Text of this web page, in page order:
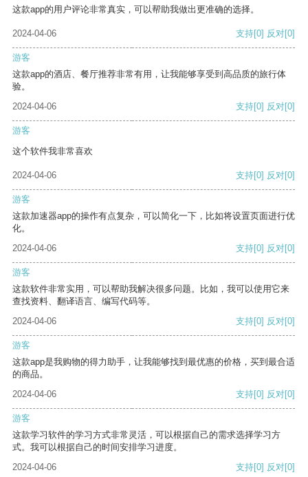
这款app的用户评论非常真实，可以帮助我做出更准确的选择。
2024-04-06 支持[0] 反对[0]
游客
这款app的酒店、餐厅推荐非常有用，让我能够享受到高品质的旅行体
验。
2024-04-06
支持[0] 反对[0]
游客
这个软件我非常喜欢
2024-04-06 支持[0] 反对[0]
游客
这款加速器app的操作有点复杂，可以简化一下，比如将设置页面进行优
化。
2024-04-06
支持[0] 反对[0]
游客
这款软件非常实用，可以帮助我解决很多问题。比如，我可以使用它来
查找资料、翻译语言、编写代码等。
2024-04-06
支持[0] 反对[0]
游客
这款app是我购物的得力助手，让我能够找到最优惠的价格，买到最合适
的商品。
2024-04-06
支持[0] 反对[0]
游客
这款学习软件的学习方式非常灵活，可以根据自己的需求选择学习方
式。我可以根据自己的时间安排学习进度。
2024-04-06
支持[0] 反对[0]